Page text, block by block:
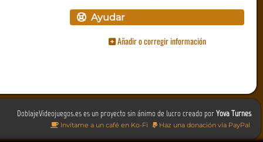
Ayudar
Añadir o corregir información
DoblajeVideojuegos.es es un proyecto sin ánimo de lucro creado porYova Turnes
Invítame a un café en Ko-Fi Haz una donación vía PayPal